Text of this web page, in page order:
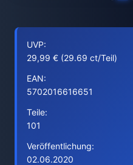
UVP:
29,99 € (29.69 ct/Teil)
EAN:
5702016616651
Teile:
101
Veröffentlichung:
02.06.2020